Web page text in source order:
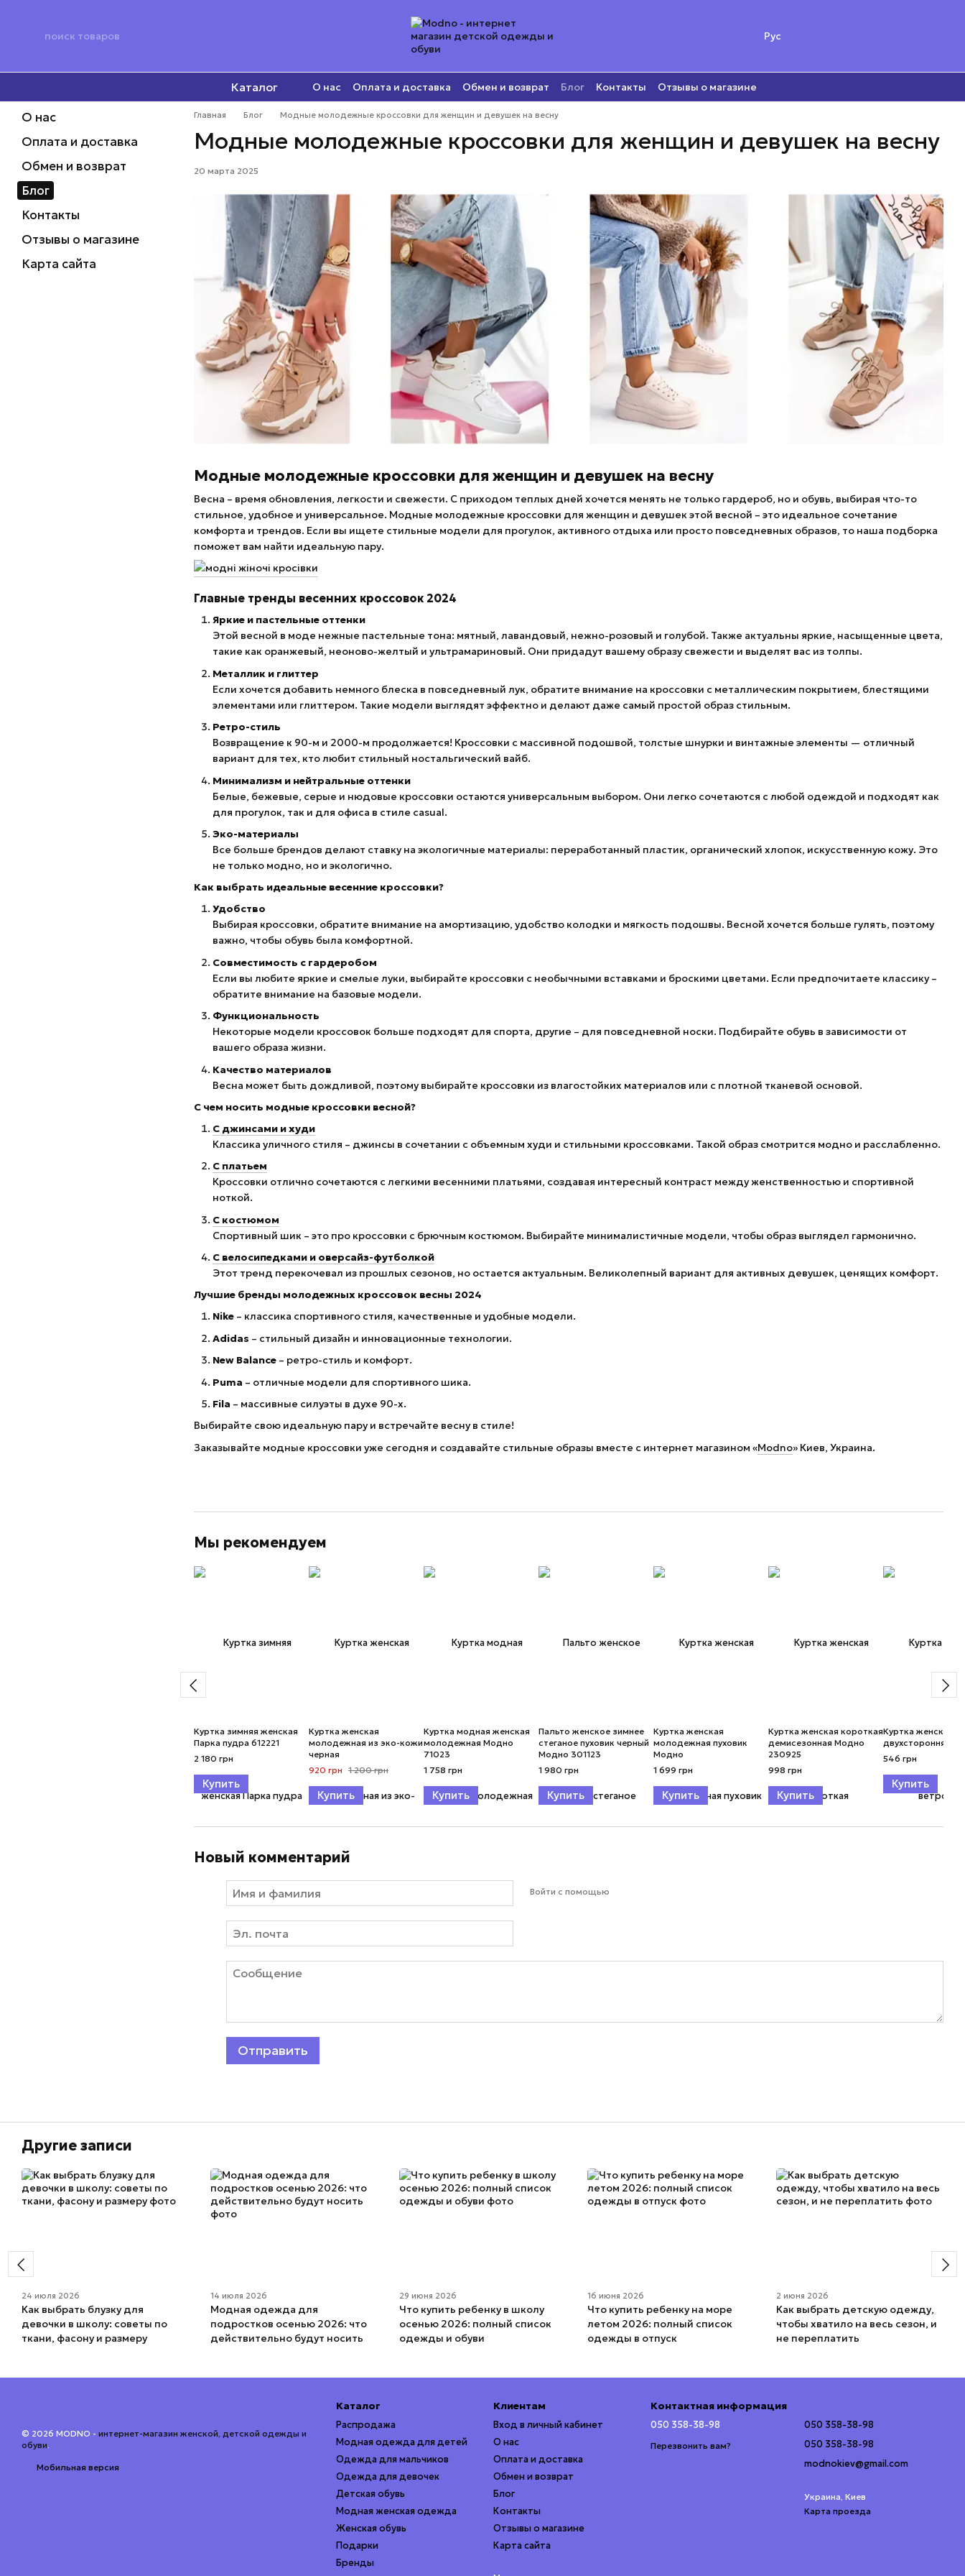
Рус
Каталог О нас Оплата и доставка Обмен и возврат Блог Контакты Отзывы о магазине
Главная Блог Модные молодежные кроссовки для женщин и девушек на весну
Модные молодежные кроссовки для женщин и девушек на весну
20 марта 2025
Модные молодежные кроссовки для женщин и девушек на весну
Весна – время обновления, легкости и свежести. С приходом теплых дней хочется менять не только гардероб, но и обувь, выбирая что-то
стильное, удобное и универсальное. Модные молодежные кроссовки для женщин и девушек этой весной – это идеальное сочетание
комфорта и трендов. Если вы ищете стильные модели для прогулок, активного отдыха или просто повседневных образов, то наша подборка
поможет вам найти идеальную пару.
Главные тренды весенних кроссовок 2024
Яркие и пастельные оттенки
Этой весной в моде нежные пастельные тона: мятный, лавандовый, нежно-розовый и голубой. Также актуальны яркие, насыщенные цвета,
такие как оранжевый, неоново-желтый и ультрамариновый. Они придадут вашему образу свежести и выделят вас из толпы.
Металлик и глиттер
Если хочется добавить немного блеска в повседневный лук, обратите внимание на кроссовки с металлическим покрытием, блестящими
элементами или глиттером. Такие модели выглядят эффектно и делают даже самый простой образ стильным.
Ретро-стиль
Возвращение к 90-м и 2000-м продолжается! Кроссовки с массивной подошвой, толстые шнурки и винтажные элементы — отличный
вариант для тех, кто любит стильный ностальгический вайб.
Минимализм и нейтральные оттенки
Белые, бежевые, серые и нюдовые кроссовки остаются универсальным выбором. Они легко сочетаются с любой одеждой и подходят как
для прогулок, так и для офиса в стиле casual.
Эко-материалы
Все больше брендов делают ставку на экологичные материалы: переработанный пластик, органический хлопок, искусственную кожу. Это
не только модно, но и экологично.
Как выбрать идеальные весенние кроссовки?
Удобство
Выбирая кроссовки, обратите внимание на амортизацию, удобство колодки и мягкость подошвы. Весной хочется больше гулять, поэтому
важно, чтобы обувь была комфортной.
Совместимость с гардеробом
Если вы любите яркие и смелые луки, выбирайте кроссовки с необычными вставками и броскими цветами. Если предпочитаете классику –
обратите внимание на базовые модели.
Функциональность
Некоторые модели кроссовок больше подходят для спорта, другие – для повседневной носки. Подбирайте обувь в зависимости от
вашего образа жизни.
Качество материалов
Весна может быть дождливой, поэтому выбирайте кроссовки из влагостойких материалов или с плотной тканевой основой.
С чем носить модные кроссовки весной?
С джинсами и худи
Классика уличного стиля – джинсы в сочетании с объемным худи и стильными кроссовками. Такой образ смотрится модно и расслабленно.
С платьем
Кроссовки отлично сочетаются с легкими весенними платьями, создавая интересный контраст между женственностью и спортивной
ноткой.
С костюмом
Спортивный шик – это про кроссовки с брючным костюмом. Выбирайте минималистичные модели, чтобы образ выглядел гармонично.
С велосипедками и оверсайз-футболкой
Этот тренд перекочевал из прошлых сезонов, но остается актуальным. Великолепный вариант для активных девушек, ценящих комфорт.
Лучшие бренды молодежных кроссовок весны 2024
Nike – классика спортивного стиля, качественные и удобные модели.
Adidas – стильный дизайн и инновационные технологии.
New Balance – ретро-стиль и комфорт.
Puma – отличные модели для спортивного шика.
Fila – массивные силуэты в духе 90-х.
Выбирайте свою идеальную пару и встречайте весну в стиле!
Заказывайте модные кроссовки уже сегодня и создавайте стильные образы вместе с интернет магазином «Modno» Киев, Украина.
Мы рекомендуем
Куртка зимняя женская
Парка пудра 612221
2 180 грн
Купить
Куртка женская
молодежная из эко-кожи
черная
920 грн 1 200 грн
Купить
Куртка модная женская
молодежная Модно
71023
1 758 грн
Купить
Пальто женское зимнее
стеганое пуховик черный
Модно 301123
1 980 грн
Купить
Куртка женская
молодежная пуховик
Модно
1 699 грн
Купить
Куртка женская короткая
демисезонная Модно
230925
998 грн
Купить
Куртка женская
двухсторонняя
546 грн
Купить
Новый комментарий
Войти с помощью
Отправить
О нас
Оплата и доставка
Обмен и возврат
Блог
Контакты
Отзывы о магазине
Карта сайта
Другие записи
24 июля 2026
Как выбрать блузку для
девочки в школу: советы по
ткани, фасону и размеру
14 июля 2026
Модная одежда для
подростков осенью 2026: что
действительно будут носить
29 июня 2026
Что купить ребенку в школу
осенью 2026: полный список
одежды и обуви
16 июня 2026
Что купить ребенку на море
летом 2026: полный список
одежды в отпуск
2 июня 2026
Как выбрать детскую одежду,
чтобы хватило на весь сезон, и
не переплатить
© 2026 MODNO - интернет-магазин женской, детской одежды и
обуви.
Мобильная версия
Каталог
Распродажа
Модная одежда для детей
Одежда для мальчиков
Одежда для девочек
Детская обувь
Модная женская одежда
Женская обувь
Подарки
Бренды
Клиентам
Вход в личный кабинет
О нас
Оплата и доставка
Обмен и возврат
Блог
Контакты
Отзывы о магазине
Карта сайта
Контактная информация
050 358-38-98
Перезвонить вам?
050 358-38-98
050 358-38-98
modnokiev@gmail.com
Украина, Киев
Карта проезда